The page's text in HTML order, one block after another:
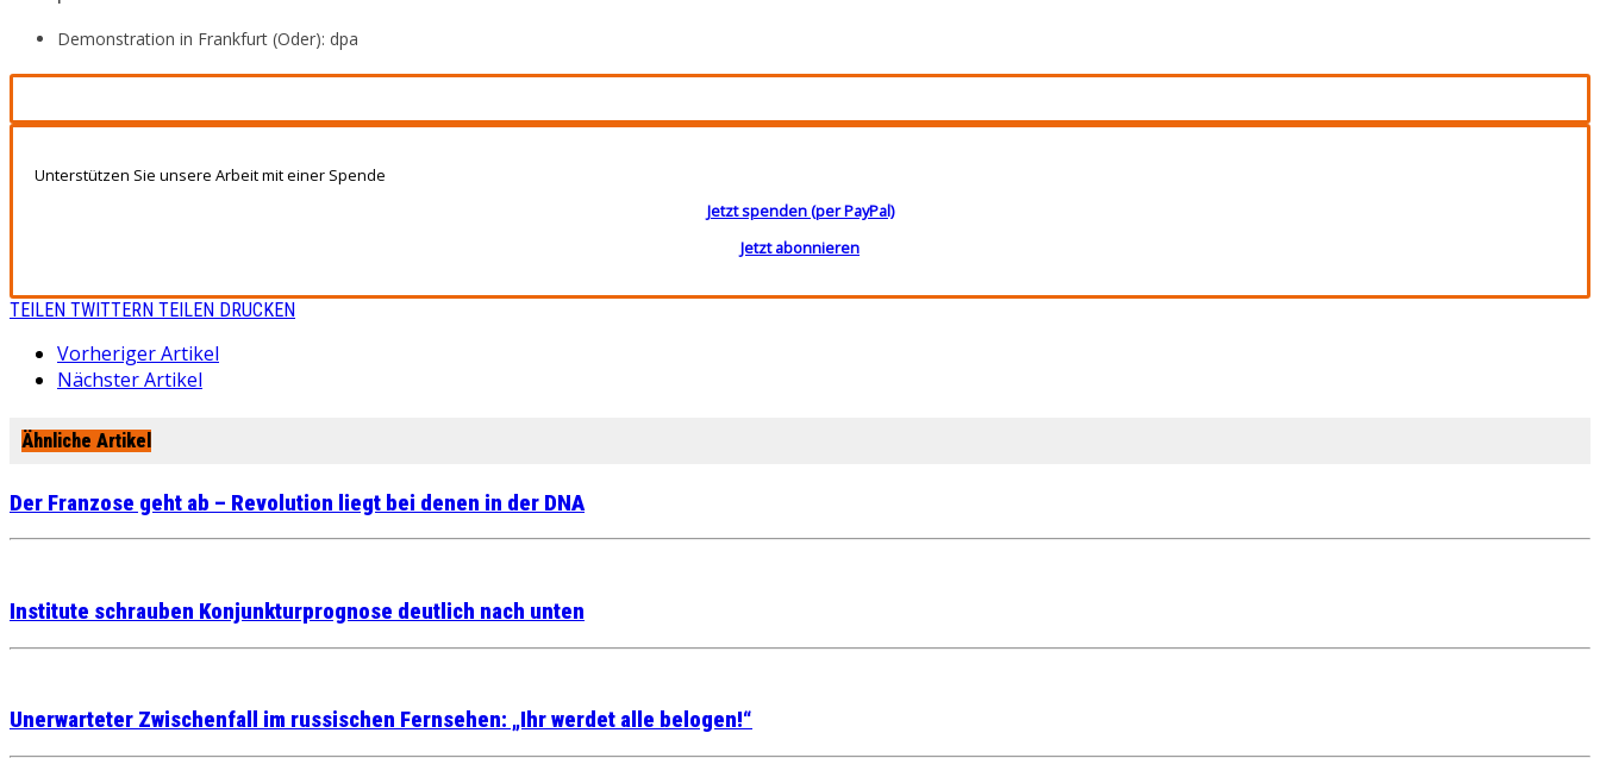
Demonstration in Frankfurt (Oder): dpa
Unterstützen Sie unsere Arbeit mit einer Spende
Jetzt spenden (per PayPal)
Jetzt abonnieren
TEILEN TWITTERN TEILEN DRUCKEN
Vorheriger Artikel
Nächster Artikel
Ähnliche Artikel
Der Franzose geht ab – Revolution liegt bei denen in der DNA
Institute schrauben Konjunkturprognose deutlich nach unten
Unerwarteter Zwischenfall im russischen Fernsehen: „Ihr werdet alle belogen!“